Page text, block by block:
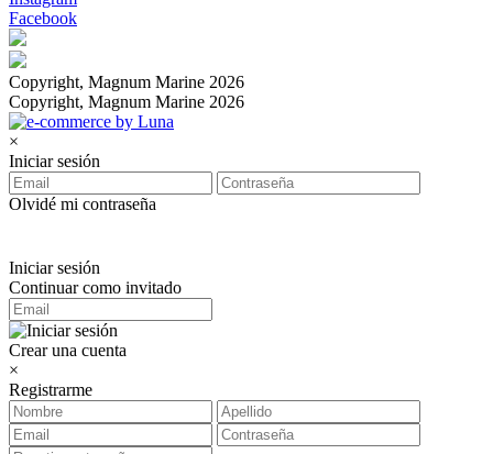
Facebook
Copyright, Magnum Marine 2026
Copyright, Magnum Marine 2026
×
Iniciar sesión
Olvidé mi contraseña
Iniciar sesión
Continuar como invitado
Crear una cuenta
×
Registrarme